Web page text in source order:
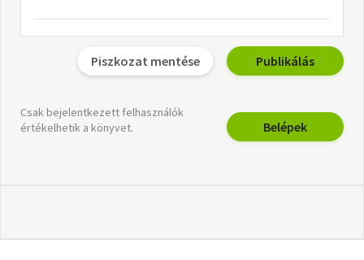
Piszkozat mentése Publikálás
Csak bejelentkezett felhasználók
értékelhetik a könyvet.
Belépek